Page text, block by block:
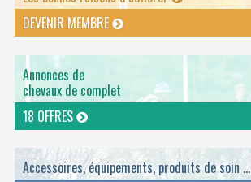
DEVENIR MEMBRE
Annonces de
chevaux de complet
18 OFFRES
Accessoires, équipements, produits de soin ...